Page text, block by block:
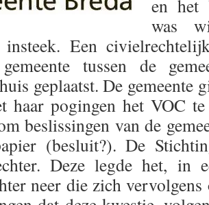
en het
was
Een
tussen de
geplaatst. De gemeente
haar pogingen het VOC
beslissingen van de
(besluit?). De
Deze legde het, in
neer die zich vervolgens